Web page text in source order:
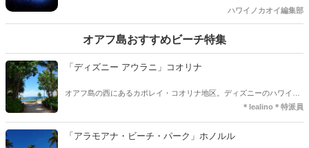
ハワイノカオイ編集部
オアフ島おすすめビーチ特集
「ディズニー アウラニ」コオリナ
オアフ島の西にあるカポレイ・コオリナ地区。ディズニーのハワイリ
＊lealino＊特派員
「アラモアナ・ビーチ・パーク」ホノルル